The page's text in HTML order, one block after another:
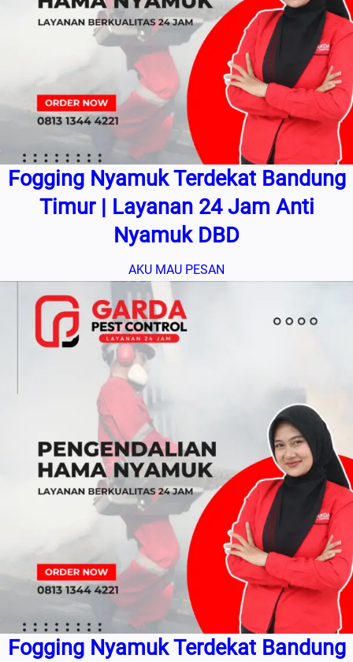
Fogging Nyamuk Terdekat Bandung
Timur | Layanan 24 Jam Anti
Nyamuk DBD
AKU MAU PESAN
Fogging Nyamuk Terdekat Bandung